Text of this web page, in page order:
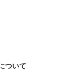
ついて